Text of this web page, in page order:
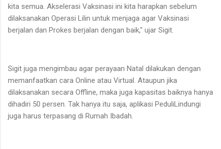
kita semua. Akselerasi Vaksinasi ini kita harapkan sebelum
dilaksanakan Operasi Lilin untuk menjaga agar Vaksinasi
berjalan dan Prokes berjalan dengan baik," ujar Sigit.
Sigit juga mengimbau agar perayaan Natal dilakukan dengan
memanfaatkan cara Online atau Virtual. Ataupun jika
dilaksanakan secara Offline, maka juga kapasitas baiknya hanya
dihadiri 50 persen. Tak hanya itu saja, aplikasi PeduliLindungi
juga harus terpasang di Rumah Ibadah.